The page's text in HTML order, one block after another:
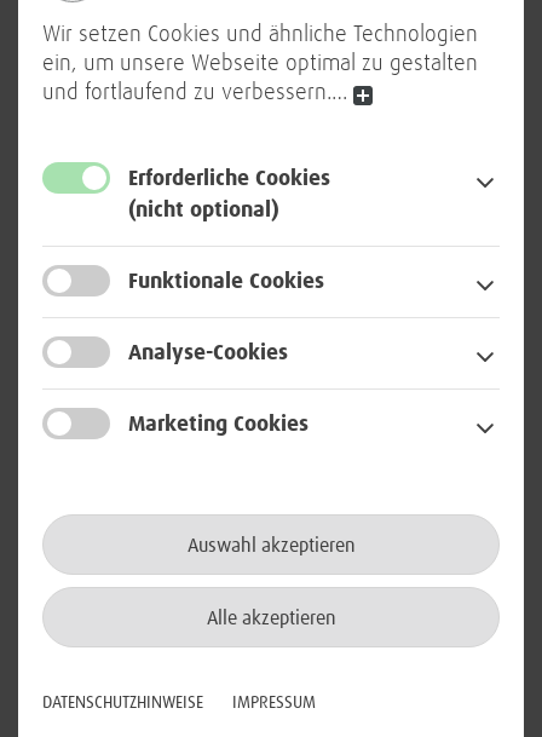
Wir setzen Cookies und ähnliche Technologien
ein, um unsere Webseite optimal zu gestalten
und fortlaufend zu verbessern.…
Erforderliche Cookies
(nicht optional)
Funktionale Cookies
Analyse-Cookies
Marketing Cookies
Auswahl akzeptieren
Alle akzeptieren
DATENSCHUTZHINWEISE IMPRESSUM
in Berlin
Workplace
Senior IT System Administrator
Communication im Schichtdienst
(24/7) (m/w/d)
in Rheinbach
Netzwerktechnologie
Area Expert (m/w/d)
in Bonn, Meckenheim oder Berlin
Cloud / Virtualisierung